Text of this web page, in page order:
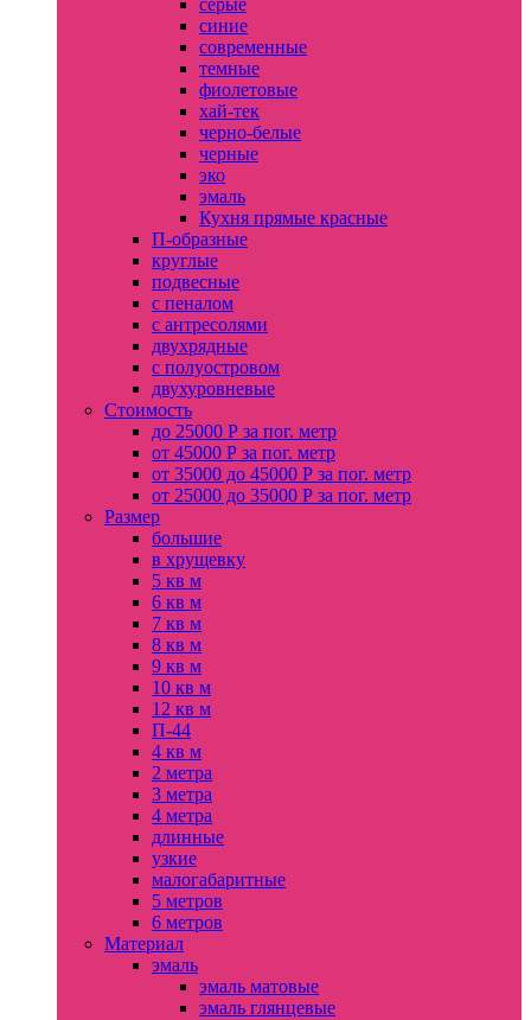
синие
современные
темные
фиолетовые
хай-тек
черно-белые
черные
эко
эмаль
Кухня прямые красные
П-образные
круглые
подвесные
с пеналом
с антресолями
двухрядные
с полуостровом
двухуровневые
Стоимость
до 25000 Р за пог. метр
от 45000 Р за пог. метр
от 35000 до 45000 Р за пог. метр
от 25000 до 35000 Р за пог. метр
Размер
большие
в хрущевку
5 кв м
6 кв м
7 кв м
8 кв м
9 кв м
10 кв м
12 кв м
П-44
4 кв м
2 метра
3 метра
4 метра
длинные
узкие
малогабаритные
5 метров
6 метров
Материал
эмаль
эмаль матовые
эмаль глянцевые